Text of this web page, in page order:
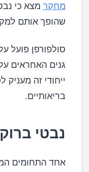
מחקר
שהופך אותם
גנים האחראים על
ייחודי זה מעניק
בריאותיים.
נבטי
אחד התחומים